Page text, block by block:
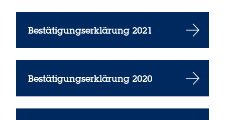
Bestätigungserklärung 2021
Bestätigungserklärung 2020